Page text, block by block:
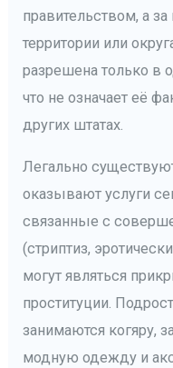
правительством, а
территории или
разрешена только
что не означает её
других штатах.
Легально
оказывают услуги
связанные с
(стриптиз,
могут являться
проституции.
занимаются когяру,
модную одежду и